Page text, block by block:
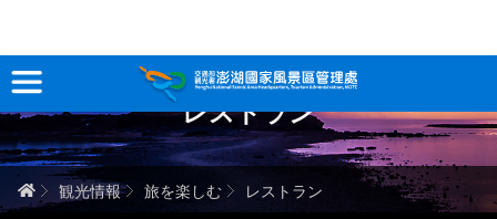
跳
到
主
要
內
容
観光情報
澎湖を深く知る
レストラン
ホーム
観光情報 旅を楽しむ レストラン